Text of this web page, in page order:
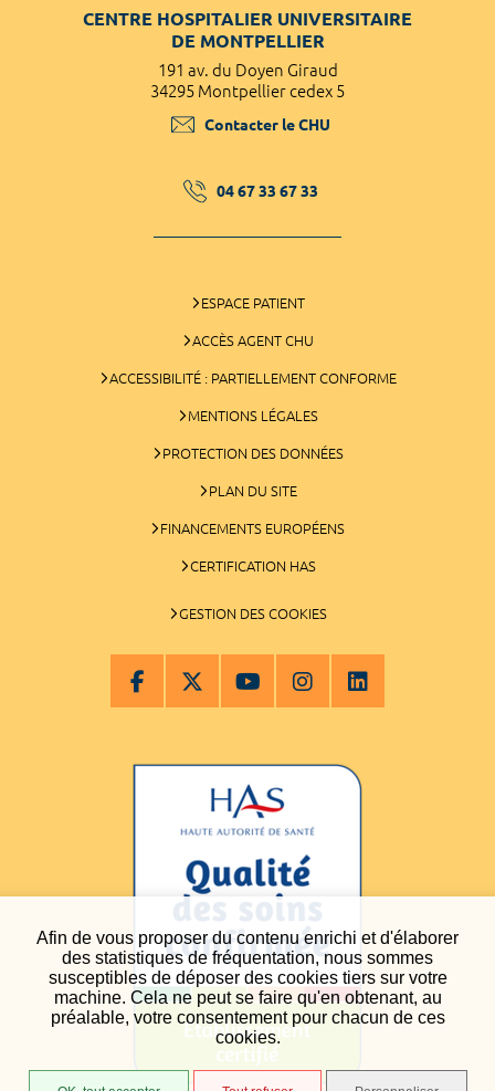
Afin de vous proposer du contenu enrichi et d'élaborer
des statistiques de fréquentation, nous sommes
susceptibles de déposer des cookies tiers sur votre
machine. Cela ne peut se faire qu'en obtenant, au
préalable, votre consentement pour chacun de ces
cookies.
CENTRE HOSPITALIER UNIVERSITAIRE
DE MONTPELLIER
191 av. du Doyen Giraud
34295 Montpellier cedex 5
Contacter le CHU
04 67 33 67 33
ESPACE PATIENT
ACCÈS AGENT CHU
ACCESSIBILITÉ : PARTIELLEMENT CONFORME
MENTIONS LÉGALES
PROTECTION DES DONNÉES
PLAN DU SITE
FINANCEMENTS EUROPÉENS
CERTIFICATION HAS
GESTION DES COOKIES